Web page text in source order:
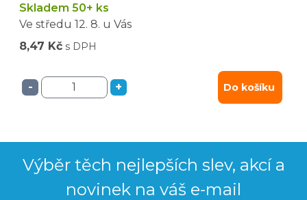
Skladem 50+ ks
Ve středu 12. 8. u Vás
8,47 Kč s DPH
- + Do košíku
Výběr těch nejlepších slev, akcí a
novinek na váš e-mail